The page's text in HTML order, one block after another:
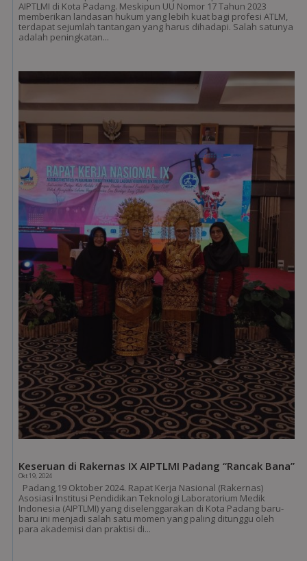
AIPTLMI di Kota Padang. Meskipun UU Nomor 17 Tahun 2023
memberikan landasan hukum yang lebih kuat bagi profesi ATLM,
terdapat sejumlah tantangan yang harus dihadapi. Salah satunya
adalah peningkatan...
Keseruan di Rakernas IX AIPTLMI Padang “Rancak Bana”
Okt 19, 2024
Padang,19 Oktober 2024. Rapat Kerja Nasional (Rakernas)
Asosiasi Institusi Pendidikan Teknologi Laboratorium Medik
Indonesia (AIPTLMI) yang diselenggarakan di Kota Padang baru-
baru ini menjadi salah satu momen yang paling ditunggu oleh
para akademisi dan praktisi di...